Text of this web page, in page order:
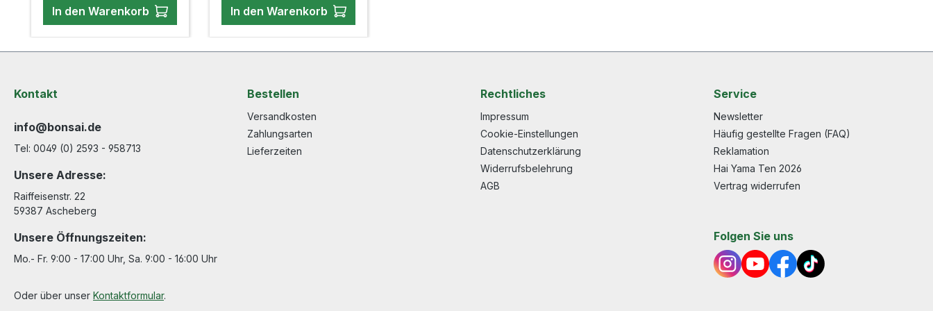
In den Warenkorb
feinen Wurzeln nicht zu
lange nass sind.
In den Warenkorb
Kontakt
info@bonsai.de
Tel: 0049 (0) 2593 - 958713
Unsere Adresse:
Raiffeisenstr. 22
59387 Ascheberg
Unsere Öffnungszeiten:
Mo.- Fr. 9:00 - 17:00 Uhr, Sa. 9:00 - 16:00 Uhr
Oder über unser Kontaktformular.
Bestellen
Versandkosten
Zahlungsarten
Lieferzeiten
Rechtliches
Impressum
Cookie-Einstellungen
Datenschutzerklärung
Widerrufsbelehrung
AGB
Service
Newsletter
Häufig gestellte Fragen (FAQ)
Reklamation
Hai Yama Ten 2026
Vertrag widerrufen
Folgen Sie uns